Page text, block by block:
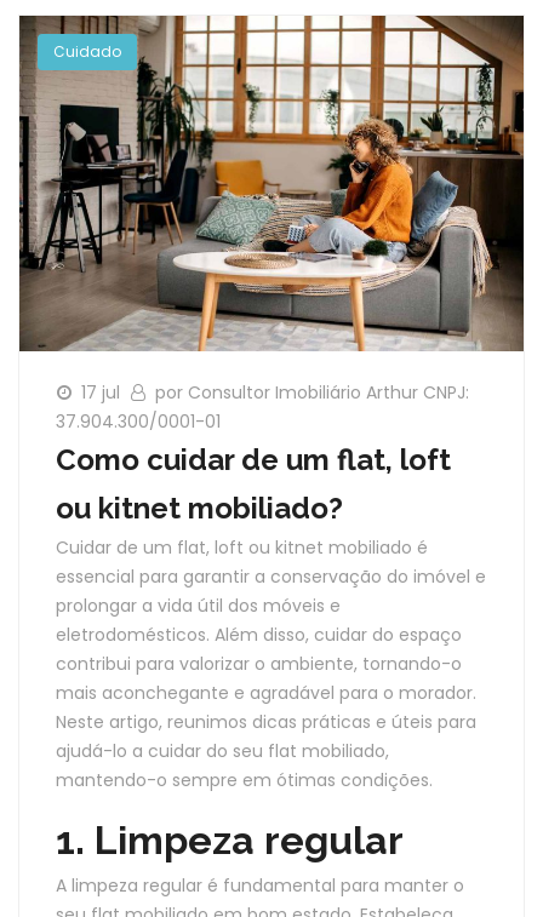
Cuidado
17 jul
por Consultor Imobiliário Arthur CNPJ:
37.904.300/0001-01
Como cuidar de um flat, loft
ou kitnet mobiliado?
Cuidar de um flat, loft ou kitnet mobiliado é
essencial para garantir a conservação do imóvel e
prolongar a vida útil dos móveis e
eletrodomésticos. Além disso, cuidar do espaço
contribui para valorizar o ambiente, tornando-o
mais aconchegante e agradável para o morador.
Neste artigo, reunimos dicas práticas e úteis para
ajudá-lo a cuidar do seu flat mobiliado,
mantendo-o sempre em ótimas condições.
1. Limpeza regular
A limpeza regular é fundamental para manter o